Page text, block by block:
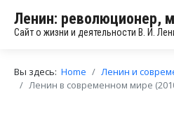
Ленин: революционер,
Сайт о жизни и деятельности В. И.
Вы здесь: Home
Ленин и
Ленин в современном мире